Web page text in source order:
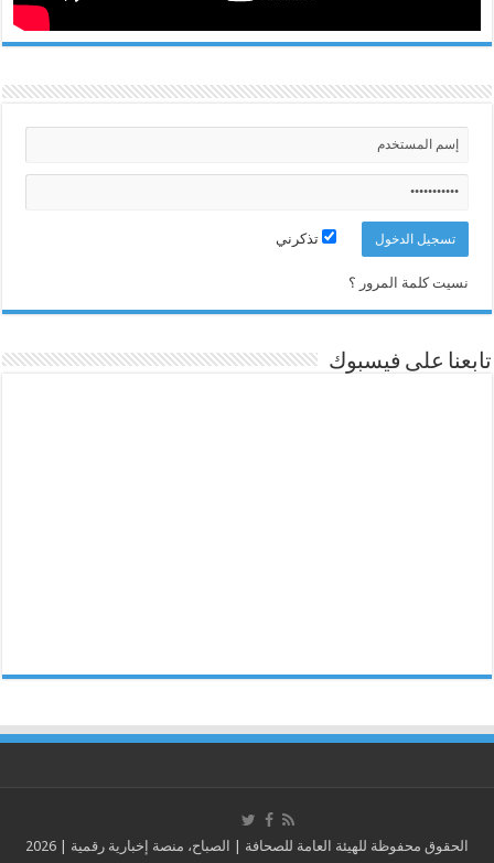
تذكرني
نسيت كلمة المرور ؟
تابعنا على فيسبوك
الحقوق محفوظة للهيئة العامة للصحافة | الصباح، منصة إخبارية رقمية | 2026